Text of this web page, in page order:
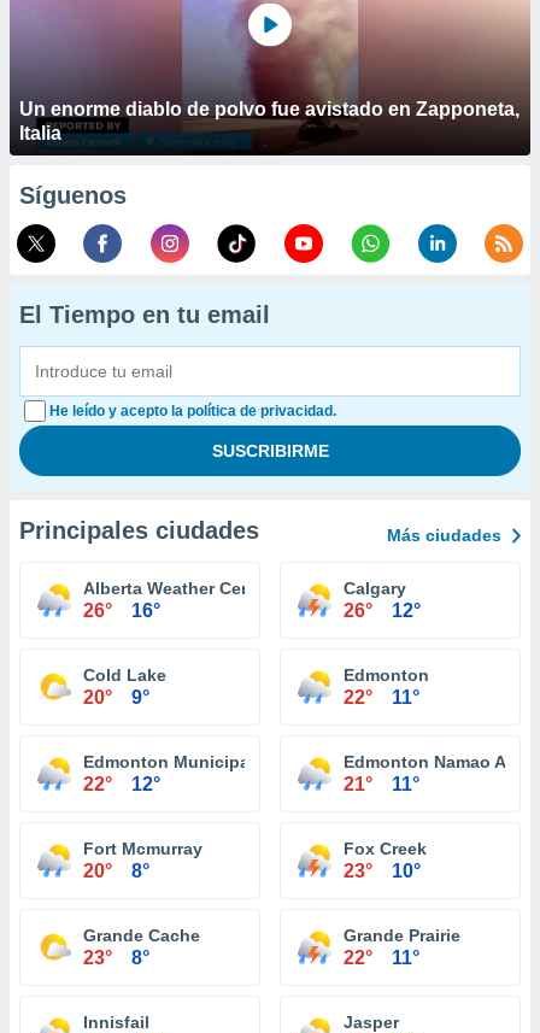
Un enorme diablo de polvo fue avistado en Zapponeta,
Italia
Síguenos
El Tiempo en tu email
He leído y acepto la política de privacidad.
Principales ciudades Más ciudades
Alberta Weather Centre
26° 16°
Calgary
26° 12°
Cold Lake
20° 9°
Edmonton
22° 11°
Edmonton Municipal Alta.
22° 12°
Edmonton Namao Alta.
21° 11°
Fort Mcmurray
20° 8°
Fox Creek
23° 10°
Grande Cache
23° 8°
Grande Prairie
22° 11°
Innisfail Jasper